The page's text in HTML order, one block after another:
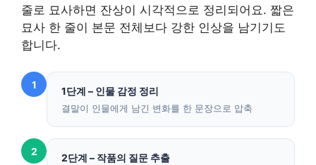
줄로 묘사하면 잔상이 시각적으로 정리되어요. 짧은
묘사 한 줄이 본문 전체보다 강한 인상을 남기기도
합니다.
1
1단계 – 인물 감정 정리
결말이 인물에게 남긴 변화를 한 문장으로 압축
2
2단계 – 작품의 질문 추출